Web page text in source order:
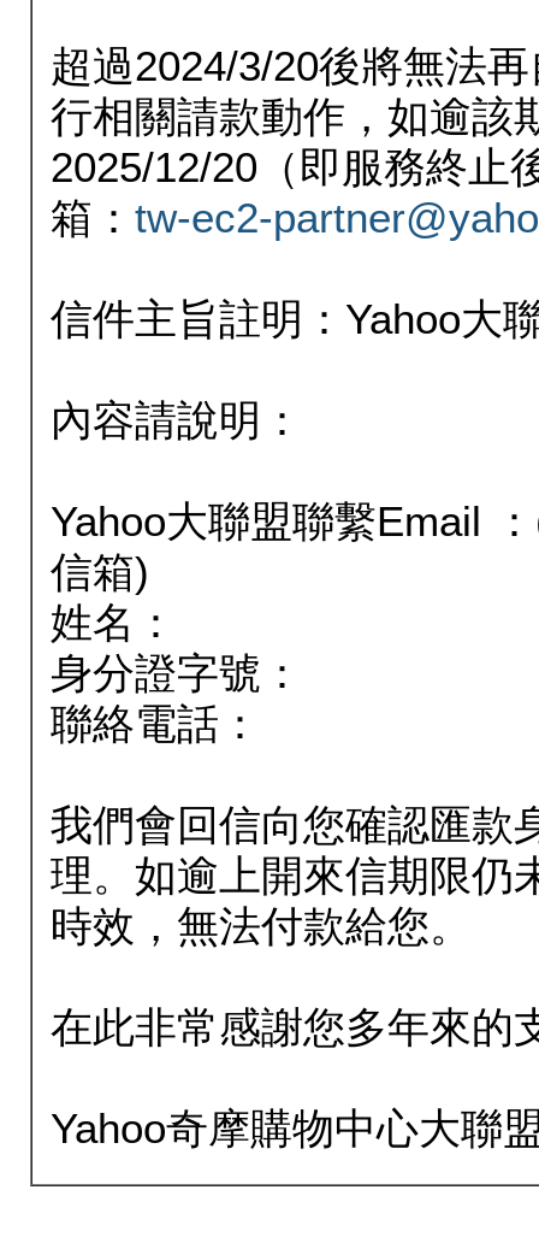
超過2024/3/20後將無法
行相關請款動作，如逾該
2025/12/20（即服務終止
箱： tw-ec2-
信件主旨註明：Yahoo大
內容請說明：
Yahoo大聯盟聯繫Email
信箱)
姓名：
身分證字號：
聯絡電話：
我們會回信向您確認匯款
理。如逾上開來信期限仍
時效，無法付款給您。
在此非常感謝您多年來的
Yahoo奇摩購物中心大